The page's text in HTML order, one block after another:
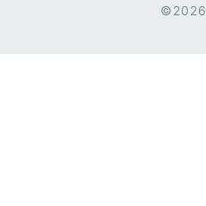
©2026